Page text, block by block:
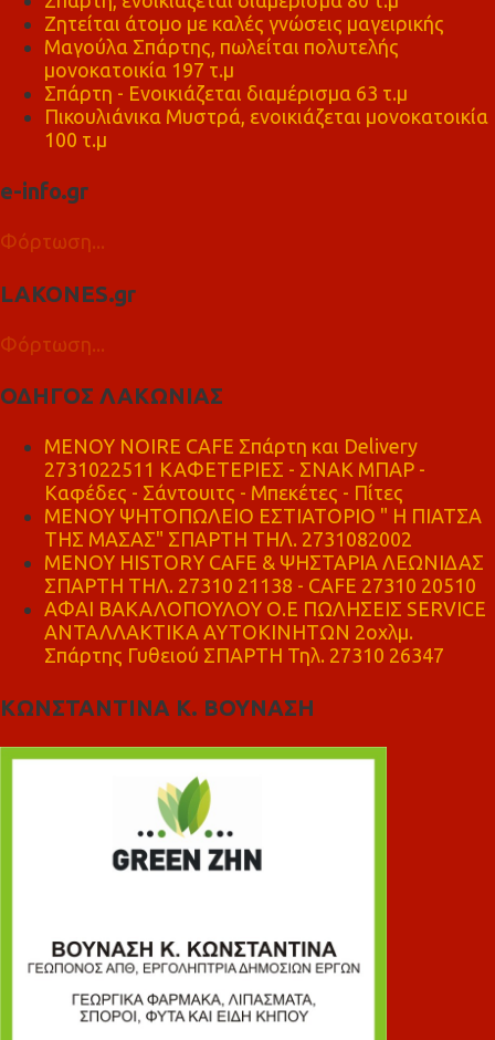
Ζητείται άτομο με καλές γνώσεις μαγειρικής
Μαγούλα Σπάρτης, πωλείται πολυτελής
μονοκατοικία 197 τ.μ
Σπάρτη - Ενοικιάζεται διαμέρισμα 63 τ.μ
Πικουλιάνικα Μυστρά, ενοικιάζεται μονοκατοικία
100 τ.μ
e-info.gr
Φόρτωση...
LAKONES.gr
Φόρτωση...
ΟΔΗΓΟΣ ΛΑΚΩΝΙΑΣ
MENOY NOIRE CAFE Σπάρτη και Delivery
2731022511 ΚΑΦΕΤΕΡΙΕΣ - ΣΝΑΚ ΜΠΑΡ -
Καφέδες - Σάντουιτς - Μπεκέτες - Πίτες
ΜΕΝΟΥ ΨΗΤΟΠΩΛΕΙΟ ΕΣΤΙΑΤΟΡΙΟ " Η ΠΙΑΤΣΑ
ΤΗΣ ΜΑΣΑΣ" ΣΠΑΡΤΗ ΤΗΛ. 2731082002
ΜΕΝΟΥ HISTORY CAFE & ΨΗΣΤΑΡΙΑ ΛΕΩΝΙΔΑΣ
ΣΠΑΡΤΗ ΤΗΛ. 27310 21138 - CAFE 27310 20510
ΑΦΑΙ ΒΑΚΑΛΟΠΟΥΛΟΥ Ο.Ε ΠΩΛΗΣΕΙΣ SERVICE
ΑΝΤΑΛΛΑΚΤΙΚΑ ΑΥΤΟΚΙΝΗΤΩΝ 2οχλμ.
Σπάρτης Γυθειού ΣΠΑΡΤΗ Τηλ. 27310 26347
ΚΩΝΣΤΑΝΤΙΝΑ Κ. ΒΟΥΝΑΣΗ